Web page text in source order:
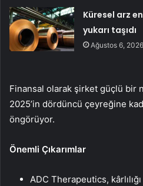
Küresel arz
yukarı taşıdı
Ağustos 6, 2026
Finansal olarak şirket güçlü bir
2025’in dördüncü çeyreğine
öngörüyor.
Önemli Çıkarımlar
ADC Therapeutics,